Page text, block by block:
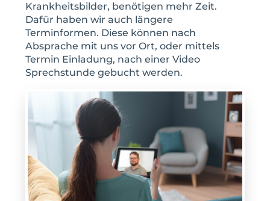
Krankheitsbilder, benötigen mehr Zeit.
Dafür haben wir auch längere
Terminformen. Diese können nach
Absprache mit uns vor Ort, oder mittels
Termin Einladung, nach einer Video
Sprechstunde gebucht werden.